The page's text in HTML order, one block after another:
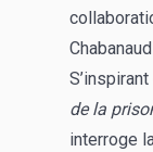
S’inspirant
de la
interroge